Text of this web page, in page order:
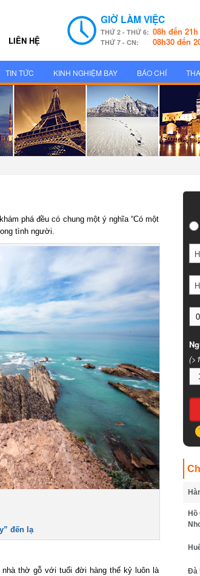
LIÊN HỆ
GIỜ LÀM VIỆC
THỨ 2 - THỨ 6:08h đến 21h
THỨ 7 - CN: 08h30 đến
TIN TỨC KINH NGHIỆM BAY BÁO CHÍ
phá đều có chung một ý nghĩa “Có một
tình người.
đến lạ
thờ gỗ với tuổi đời hàng thế kỷ luôn là
Hồ
Đà